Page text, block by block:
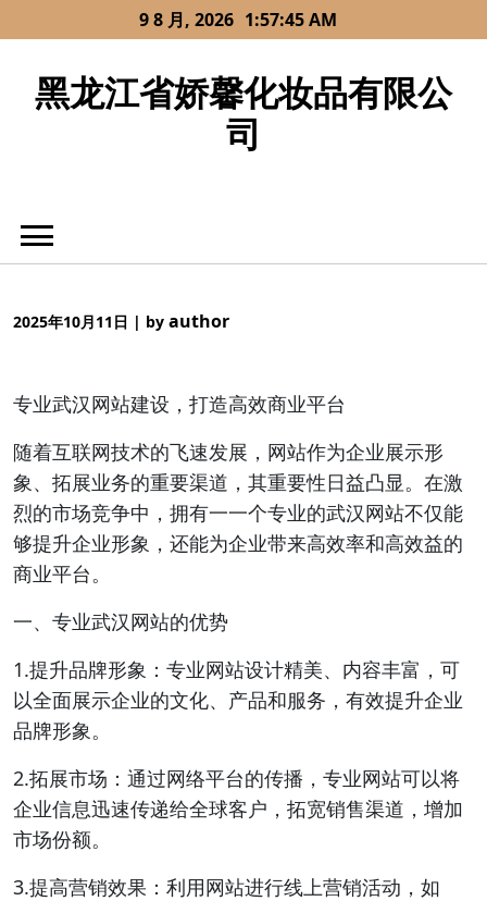
to
9 8 月, 2026 1:57:45 AM
黑龙江省娇馨化妆品有限公
司
2025年10月11日 | by author
专业武汉网站建设，打造高效商业平台
随着互联网技术的飞速发展，网站作为企业展示形
象、拓展业务的重要渠道，其重要性日益凸显。在激
烈的市场竞争中，拥有一一个专业的武汉网站不仅能
够提升企业形象，还能为企业带来高效率和高效益的
商业平台。
一、专业武汉网站的优势
1.提升品牌形象：专业网站设计精美、内容丰富，可
以全面展示企业的文化、产品和服务，有效提升企业
品牌形象。
2.拓展市场：通过网络平台的传播，专业网站可以将
企业信息迅速传递给全球客户，拓宽销售渠道，增加
市场份额。
3.提高营销效果：利用网站进行线上营销活动，如